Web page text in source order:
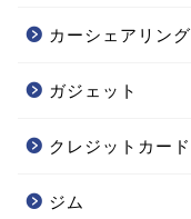
カーシェアリング
ガジェット
クレジットカード
ジム